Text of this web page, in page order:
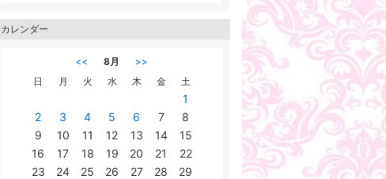
カレンダー
<< 8月
>>
日
月 火 水 木 金 土
1
2
3 4 5 6 7
8
9
10 11 12 13 14
15
16
17 18 19 20 21
22
23
24 25 26 27 28
29